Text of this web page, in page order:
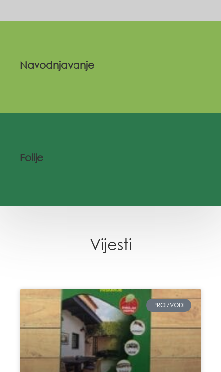
Navodnjavanje
Folije
Vijesti
PROIZVODI